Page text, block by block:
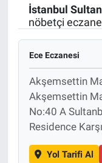
İstanbul
nöbetçi
Ece Eczanesi
Akşemsettin
Akşemsettin
No:40 A
Residence
Yol Tarifi Al